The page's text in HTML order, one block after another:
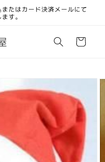
たはカード決済メールにて
す。
ー